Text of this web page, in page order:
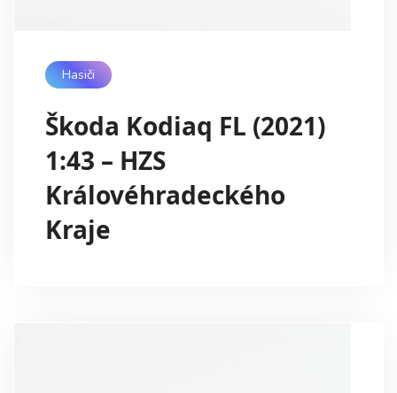
Hasiči
Škoda Kodiaq FL (2021)
1:43 – HZS
Královéhradeckého
Kraje